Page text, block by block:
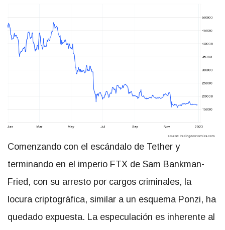
Comenzando con el escándalo de Tether y
terminando en el imperio FTX de Sam Bankman-
Fried, con su arresto por cargos criminales, la
locura criptográfica, similar a un esquema Ponzi, ha
quedado expuesta. La especulación es inherente al